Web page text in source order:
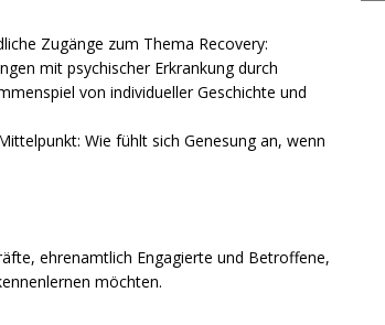
Zugänge zum Thema Recovery:
mit psychischer Erkrankung durch
von individueller Geschichte und
Wie fühlt sich Genesung an, wenn
ehrenamtlich Engagierte und Betroffene,
möchten.